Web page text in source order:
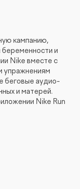
кампанию,
и
Nike вместе с
упражнениям
беговые аудио-
и матерей.
Nike Run